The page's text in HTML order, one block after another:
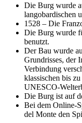
Die Burg wurde
langobardischen
1528 – Die
Die Burg wurde
benutzt.
Der Bau wurde
Grundrisses, der
Verbindung
klassischen bis
UNESCO-
Die Burg ist auf
Bei dem Online-
del Monte den